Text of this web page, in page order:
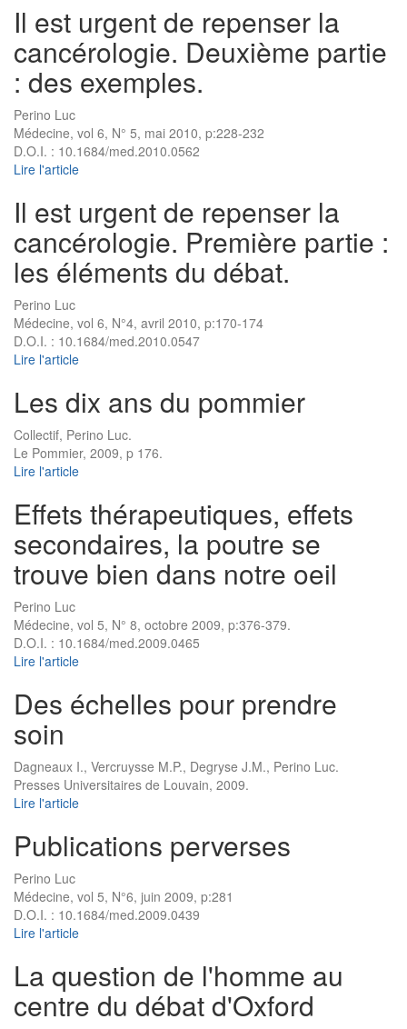
Il est urgent de repenser la
cancérologie. Deuxième partie
: des exemples.
Perino Luc
Médecine, vol 6, N° 5, mai 2010, p:228-232
D.O.I. : 10.1684/med.2010.0562
Lire l'article
Il est urgent de repenser la
cancérologie. Première partie :
les éléments du débat.
Perino Luc
Médecine, vol 6, N°4, avril 2010, p:170-174
D.O.I. : 10.1684/med.2010.0547
Lire l'article
Les dix ans du pommier
Collectif, Perino Luc.
Le Pommier, 2009, p 176.
Lire l'article
Effets thérapeutiques, effets
secondaires, la poutre se
trouve bien dans notre oeil
Perino Luc
Médecine, vol 5, N° 8, octobre 2009, p:376-379.
D.O.I. : 10.1684/med.2009.0465
Lire l'article
Des échelles pour prendre
soin
Dagneaux I., Vercruysse M.P., Degryse J.M., Perino Luc.
Presses Universitaires de Louvain, 2009.
Lire l'article
Publications perverses
Perino Luc
Médecine, vol 5, N°6, juin 2009, p:281
D.O.I. : 10.1684/med.2009.0439
Lire l'article
La question de l'homme au
centre du débat d'Oxford